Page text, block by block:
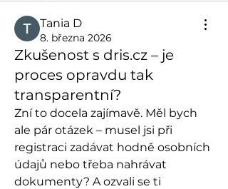
Тania D
8. března 2026
Zkušenost s dris.cz – je
proces opravdu tak
transparentní?
Zní to docela zajímavě. Měl bych
ale pár otázek – musel jsi při
registraci zadávat hodně osobních
údajů nebo třeba nahrávat
dokumenty? A ozvali se ti